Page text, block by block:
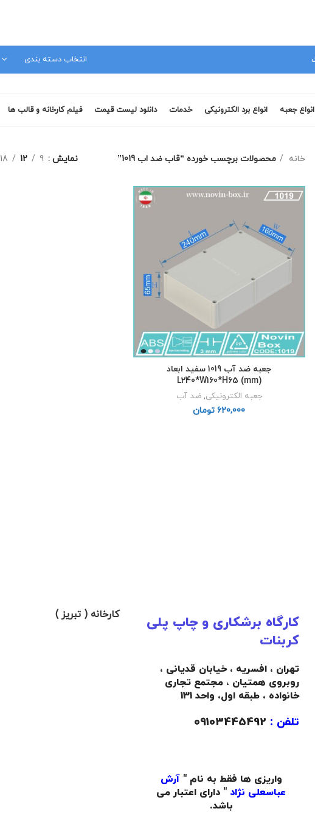
انتخاب دسته بندی
انواع جعبه انواع برد الکترونیکی خدمات دانلود لیست قیمت فیلم کارخانه و قالب ها
خانه محصولات برچسب خورده “قاب ضد اب 1019” نمایش 9
12
18
جعبه ضد آب 1019 سفید ابعاد
L240*W160*H65 (mm)
جعبه الکترونیکی,ضد آب
تومان
کارگاه برشکاری و چاپ پلی
کربنات
تهران ، افسریه ، خیابان قدیانی ،
روبروی همتیان ، مجتمع تجاری
خانواده ،طبقه اول، واحد 131
تلفن :
واریزی ها فقط به نام " آرش
عباسعلی نژاد " دارای اعتبار می
باشد.
کارخانه ( تبریز )